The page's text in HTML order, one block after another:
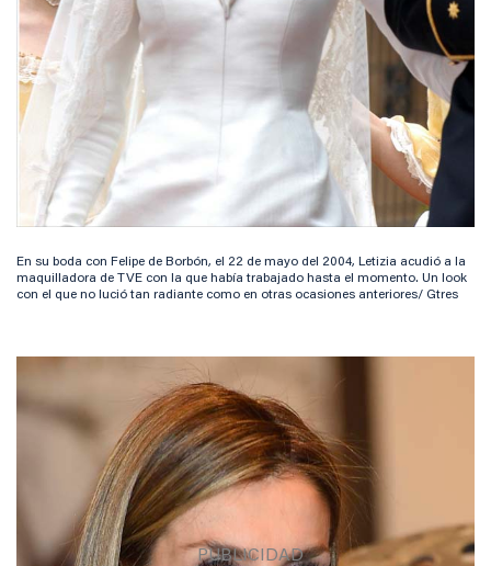
En su boda con Felipe de Borbón, el 22 de mayo del 2004, Letizia acudió a la
maquilladora de TVE con la que había trabajado hasta el momento. Un look
con el que no lució tan radiante como en otras ocasiones anteriores/ Gtres